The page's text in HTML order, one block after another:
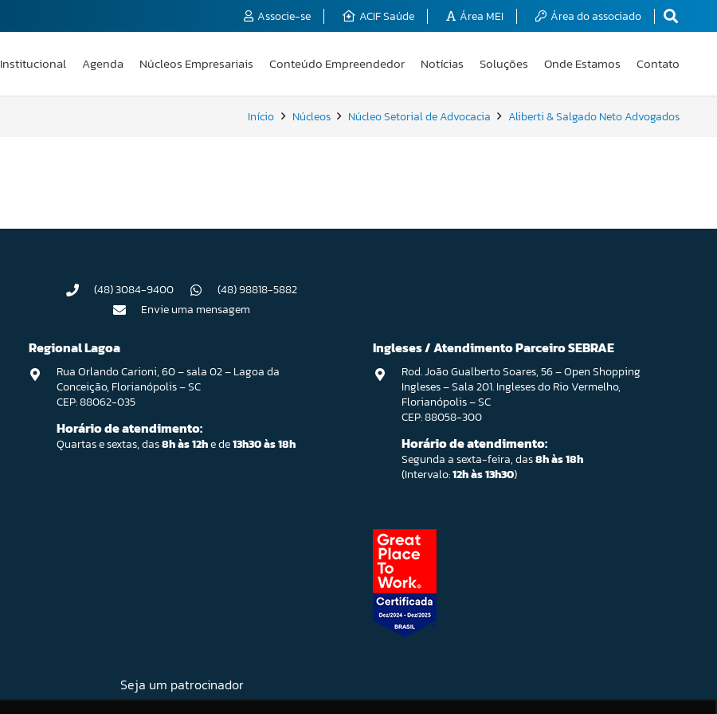
Associe-se ACIF Saúde Área MEI Área do associado
Institucional Agenda Núcleos Empresariais Conteúdo Empreendedor Notícias Soluções Onde Estamos Contato
Início Núcleos Núcleo Setorial de Advocacia Aliberti & Salgado Neto Advogados
(48) 3084-9400
(48) 98818-5882
Envie uma mensagem
Regional Lagoa
Rua Orlando Carioni, 60 – sala 02 – Lagoa da
Conceição, Florianópolis – SC
CEP: 88062-035
Horário de atendimento:
Quartas e sextas, das8h às 12he de13h30 às 18h
Ingleses / Atendimento Parceiro SEBRAE
Rod. João Gualberto Soares, 56 – Open Shopping
Ingleses – Sala 201. Ingleses do Rio Vermelho,
Florianópolis – SC
CEP: 88058-300
Horário de atendimento:
Segunda a sexta-feira, das8h às 18h
(Intervalo:12h às 13h30)
Seja um patrocinador